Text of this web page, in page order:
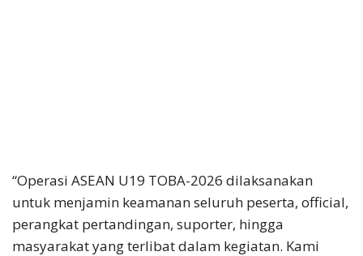
“Operasi ASEAN U19 TOBA-2026 dilaksanakan
untuk menjamin keamanan seluruh peserta, official,
perangkat pertandingan, suporter, hingga
masyarakat yang terlibat dalam kegiatan. Kami